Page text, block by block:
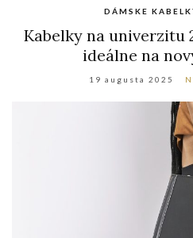
DÁMSKE
Kabelky na univerzitu
ideálne na
19 augusta 2025